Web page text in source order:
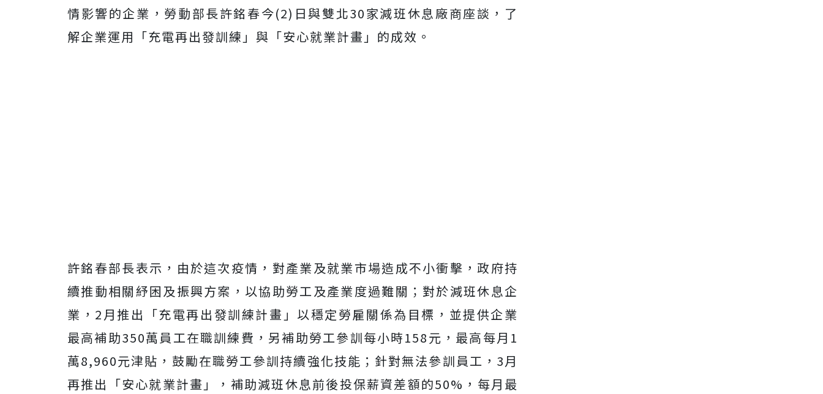
情影響的企業，勞動部長許銘春今(2)日與雙北30家減班休息廠商座談，了
解企業運用「充電再出發訓練」與「安心就業計畫」的成效。
許銘春部長表示，由於這次疫情，對產業及就業市場造成不小衝擊，政府持
續推動相關紓困及振興方案，以協助勞工及產業度過難關；對於減班休息企
業，2月推出「充電再出發訓練計畫」以穩定勞雇關係為目標，並提供企業
最高補助350萬員工在職訓練費，另補助勞工參訓每小時158元，最高每月1
萬8,960元津貼，鼓勵在職勞工參訓持續強化技能；針對無法參訓員工，3月
再推出「安心就業計畫」，補助減班休息前後投保薪資差額的50%，每月最